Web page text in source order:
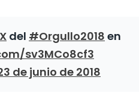
del #Orgullo2018 en
sv3MCo8cf3
de junio de 2018